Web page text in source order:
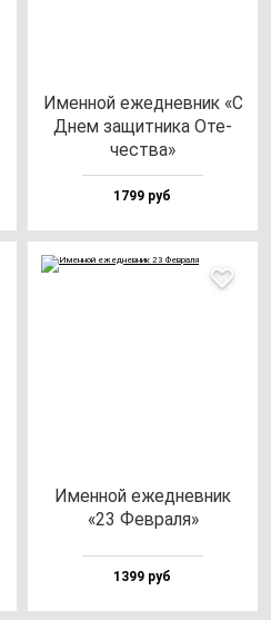
Имен­ной ежед­нев­ник «С
Днем за­щит­ни­ка Оте­
чес­тва»
1799 руб
Имен­ной ежед­нев­ник
«23 Фев­ра­ля»
1399 руб